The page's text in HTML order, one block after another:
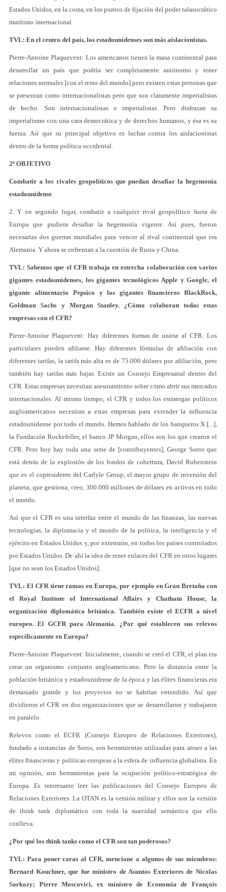
Estados Unidos, en la costa, en los puntos de fijación del poder talasocrático
marítimo internacional.
TVL: En el centro del país, los estadounidenses son más aislacionistas.
Pierre-Antoine Plaquevent: Los americanos tienen la masa continental para
desarrollar un país que podría ser completamente autónomo y tener
relaciones normales [con el resto del mundo] pero existen estas personas que
se presentan como internacionalistas pero que son claramente imperialistas
de hecho. Son internacionalistas e imperialistas. Pero disfrazan su
imperialismo con una cara democrática y de derechos humanos, y ésa es su
fuerza. Así que su principal objetivo es luchar contra los aislacionistas
dentro de la forma política occidental.
2º OBJETIVO
Combatir a los rivales geopolíticos que puedan desafiar la hegemonía
estadounidense
2. Y en segundo lugar, combatir a cualquier rival geopolítico fuera de
Europa que pudiera desafiar la hegemonía vigente. Así pues, fueron
necesarias dos guerras mundiales para vencer al rival continental que era
Alemania. Y ahora se enfrentan a la cuestión de Rusia y China.
TVL: Sabemos que el CFR trabaja en estrecha colaboración con varios
gigantes estadounidenses, los gigantes tecnológicos Apple y Google, el
gigante alimentario Pepsico y los gigantes financieros BlackRock,
Goldman Sachs y Morgan Stanley. ¿Cómo colaboran todas estas
empresas con el CFR?
Pierre-Antoine Plaquevent: Hay diferentes formas de unirse al CFR. Los
particulares pueden afiliarse. Hay diferentes fórmulas de afiliación con
diferentes tarifas, la tarifa más alta es de 75.000 dólares por afiliación, pero
también hay tarifas más bajas. Existe un Consejo Empresarial dentro del
CFR. Estas empresas necesitan asesoramiento sobre cómo abrir sus mercados
internacionales. Al mismo tiempo, el CFR y todos los estrategas políticos
angloamericanos necesitan a estas empresas para extender la influencia
estadounidense por todo el mundo. Hemos hablado de los banqueros X [...],
la Fundación Rockefeller, el banco JP Morgan, ellos son los que crearon el
CFR. Pero hoy hay toda una serie de [contribuyentes], George Soros que
está detrás de la explosión de los fondos de cobertura, David Rubenstein
que es el copresidente del Carlyle Group, el mayor grupo de inversión del
planeta, que gestiona, creo, 300.000 millones de dólares en activos en todo
el mundo.
Así que el CFR es una interfaz entre el mundo de las finanzas, las nuevas
tecnologías, la diplomacia y el mundo de la política, la inteligencia y el
ejército en Estados Unidos y, por extensión, en todos los países controlados
por Estados Unidos. De ahí la idea de tener enlaces del CFR en otros lugares
[que no sean los Estados Unidos].
TVL: El CFR tiene ramas en Europa, por ejemplo en Gran Bretaña con
el Royal Institute of International Affairs y Chatham House, la
organización diplomática británica. También existe el ECFR a nivel
europeo. El GCFR para Alemania. ¿Por qué establecen sus relevos
específicamente en Europa?
Pierre-Antoine Plaquevent: Inicialmente, cuando se creó el CFR, el plan era
crear un organismo conjunto angloamericano. Pero la distancia entre la
población británica y estadounidense de la época y las élites financieras era
demasiado grande y los proyectos no se habrían entendido. Así que
dividieron el CFR en dos organizaciones que se desarrollaron y trabajaron
en paralelo.
Relevos como el ECFR (Consejo Europeo de Relaciones Exteriores),
fundado a instancias de Soros, son herramientas utilizadas para atraer a las
élites financieras y políticas europeas a la esfera de influencia globalista. En
mi opinión, son herramientas para la ocupación político-estratégica de
Europa. Es interesante leer las publicaciones del Consejo Europeo de
Relaciones Exteriores. La OTAN es la versión militar y ellos son la versión
de think tank diplomático con toda la suavidad semántica que ello
conlleva.
¿Por qué los think tanks como el CFR son tan poderosos?
TVL: Para poner caras al CFR, mencione a algunos de sus miembros:
Bernard Kouchner, que fue ministro de Asuntos Exteriores de Nicolas
Sarkozy; Pierre Moscovici, ex ministro de Economía de François